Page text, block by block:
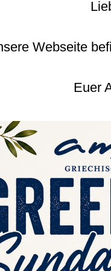
Webseite
Euer